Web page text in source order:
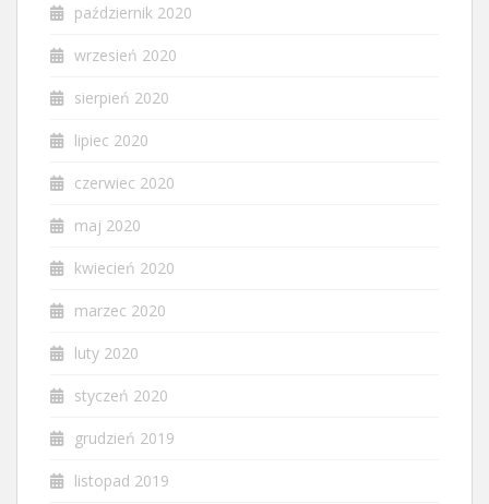
październik 2020
wrzesień 2020
sierpień 2020
lipiec 2020
czerwiec 2020
maj 2020
kwiecień 2020
marzec 2020
luty 2020
styczeń 2020
grudzień 2019
listopad 2019